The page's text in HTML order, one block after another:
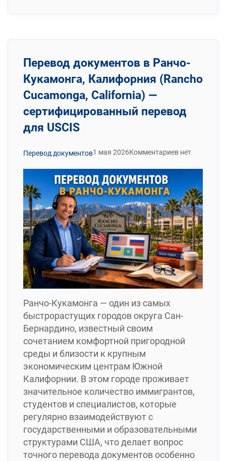
Перевод документов в Ранчо-
Кукамонга, Калифорния (Rancho
Cucamonga, California) —
сертифицированный перевод
для USCIS
Перевод документов1 мая 2026Комментариев нет
Ранчо-Кукамонга — один из самых
быстрорастущих городов округа Сан-
Бернардино, известный своим
сочетанием комфортной пригородной
среды и близости к крупным
экономическим центрам Южной
Калифорнии. В этом городе проживает
значительное количество иммигрантов,
студентов и специалистов, которые
регулярно взаимодействуют с
государственными и образовательными
структурами США, что делает вопрос
точного перевода документов особенно